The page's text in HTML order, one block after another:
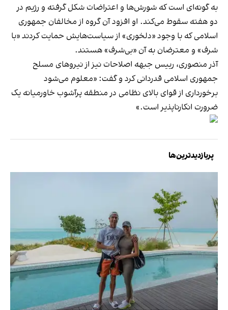
به گونه‌ای است که شورش‌ها و اعتراضات شکل گرفته و رژیم در
دو هفته سقوط می‌کند. او افزود آن گروه از مخالفان جمهوری
اسلامی که با وجود «دلخوری» از سیاست‌هایش حمایت کردند «با
شرف» و معترضان به آن «بی‌شرف» هستند.
آذر منصوری، رییس جبهه اصلاحات نیز از نیروهای مسلح
جمهوری اسلامی قدردانی کرد و گفت: «معلوم می‌شود
برخورداری از قوای بالای نظامی در منطقه پرآشوب خاورمیانه یک
ضرورت انکارناپذیر است.»
پربازدیدترین‌ها